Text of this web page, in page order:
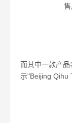
而其中一款产
示"Beijing Qihu